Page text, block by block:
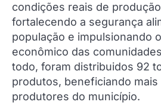
condições reais de
fortalecendo a segurança
população e impulsionando
econômico das
todo, foram distribuidos 92
produtos, beneficiando mais
produtores do município.